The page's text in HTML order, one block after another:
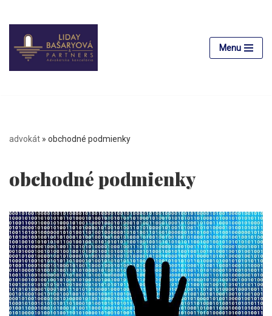
Preskočiť
na
obsah
Menu
advokát » obchodné podmienky
obchodné podmienky